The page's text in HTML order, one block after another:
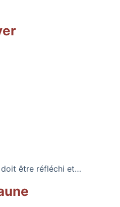
être réfléchi et…